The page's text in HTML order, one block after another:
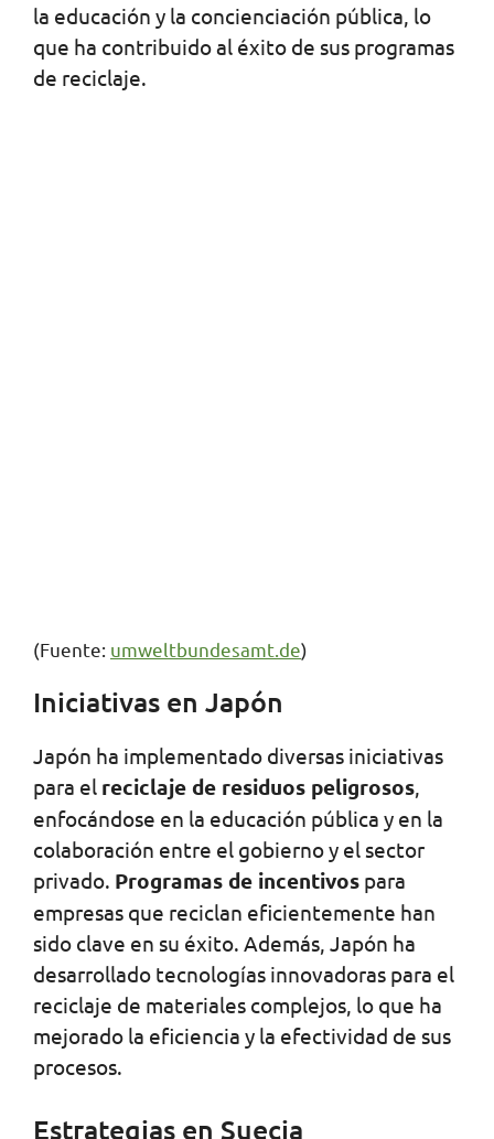
la educación y la concienciación pública, lo
que ha contribuido al éxito de sus programas
de reciclaje.
(Fuente: umweltbundesamt.de)
Iniciativas en Japón
Japón ha implementado diversas iniciativas
para el reciclaje de residuos peligrosos,
enfocándose en la educación pública y en la
colaboración entre el gobierno y el sector
privado. Programas de incentivos para
empresas que reciclan eficientemente han
sido clave en su éxito. Además, Japón ha
desarrollado tecnologías innovadoras para el
reciclaje de materiales complejos, lo que ha
mejorado la eficiencia y la efectividad de sus
procesos.
Estrategias en Suecia